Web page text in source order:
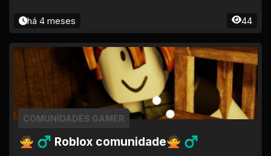
há 4 meses 44
🙅 ♂ Roblox comunidade🙅 ♂
COMUNIDADES GAMER